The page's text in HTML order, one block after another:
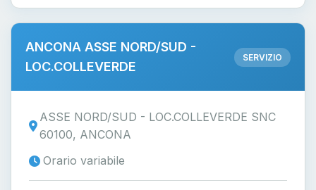
ANCONA ASSE NORD/SUD -
LOC.COLLEVERDE
SERVIZIO
ASSE NORD/SUD - LOC.COLLEVERDE SNC
60100, ANCONA
Orario variabile